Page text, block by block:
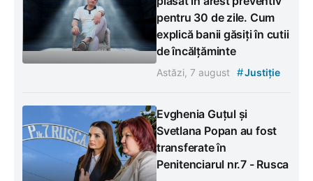
pentru 30 de zile. Cum
explică banii găsiți în cutii
de încălțăminte
Astăzi, 7 august #Justiție
Evghenia Guțul și
Svetlana Popan au fost
transferate în
Penitenciarul nr.7 - Rusca